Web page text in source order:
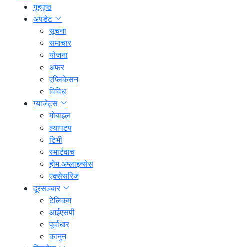
गृहपृष्ठ
अपडेट
सूचना
समाचार
योजना
अफर
एप्लिकेसन
विविध
ग्याजेट्स
मोबाइल
ल्यापटप
टिभी
स्मार्टवाच
होम अप्लाइन्सेस
एक्सेसरिज
दूरसञ्चार
टेलिकम
आईएसपी
पूर्वाधार
कानुन